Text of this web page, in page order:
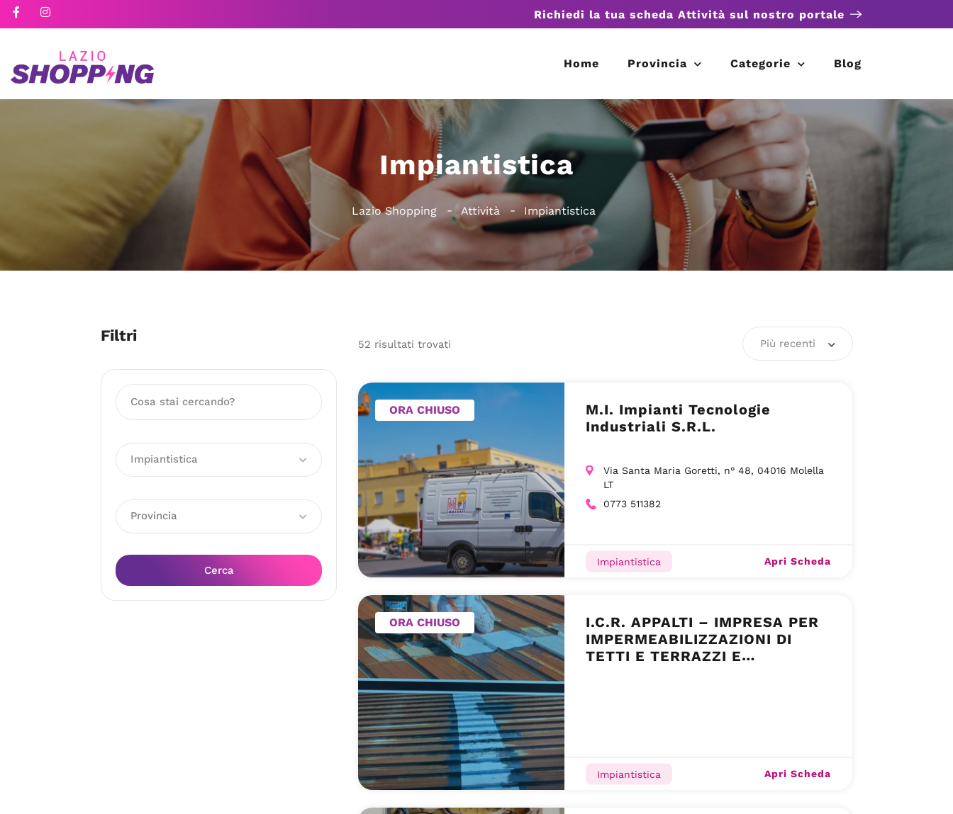
Richiedi la tua scheda Attività sul nostro portale
Home Provincia Categorie Blog
Impiantistica
Lazio Shopping Attività Impiantistica
Filtri
Impiantistica
Provincia
Cerca
52 risultati trovati Più recenti
ORA CHIUSO
M.I. Impianti Tecnologie
Industriali S.R.L.
Via Santa Maria Goretti, n° 48, 04016 Molella
LT
0773 511382
Impiantistica Apri Scheda
ORA CHIUSO
I.C.R. APPALTI – IMPRESA PER
IMPERMEABILIZZAZIONI DI
TETTI E TERRAZZI E
Impiantistica Apri Scheda